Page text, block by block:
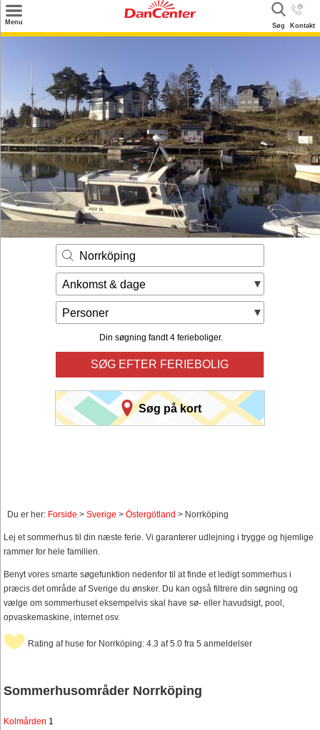
Menu Søg Kontakt
Destinationer
Inspiration
Info
Kontakt
Udlejning af sommerhus
Ejer
Norrköping
Ankomst & dage
Personer
Din søgning fandt 4 ferieboliger.
SØG EFTER FERIEBOLIG
Søg på kort
Du er her: Forside > Sverige > Östergötland > Norrköping
Lej et sommerhus til din næste ferie. Vi garanterer udlejning i trygge og hjemlige
rammer for hele familien.
Benyt vores smarte søgefunktion nedenfor til at finde et ledigt sommerhus i
præcis det område af Sverige du ønsker. Du kan også filtrere din søgning og
vælge om sommerhuset eksempelvis skal have sø- eller havudsigt, pool,
opvaskemaskine, internet osv.
Rating af huse for Norrköping: 4.3 af 5.0 fra 5 anmeldelser
Sommerhusområder Norrköping
Kolmården 1